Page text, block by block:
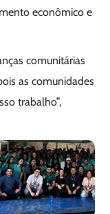
econômico e
comunitárias
as comunidades
trabalho”,